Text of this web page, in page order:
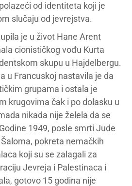
od identiteta koji je
slučaju od jevrejstva.
je u život Hane Arent
cionističkog vođu Kurta
skupu u Hajdelbergu.
u Francuskoj nastavila je da
grupama i ostala je
krugovima čak i po dolasku u
nikada nije želela da se
1949, posle smrti Jude
pokreta nemačkih
koji su se zalagali za
Jevreja i Palestinaca i
gotovo 15 godina nije